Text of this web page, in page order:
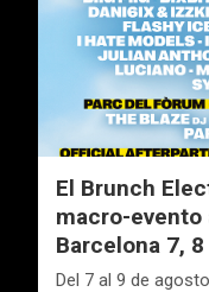
El Brunch
macro-evento
Barcelona 7,
Del 7 al 9 de